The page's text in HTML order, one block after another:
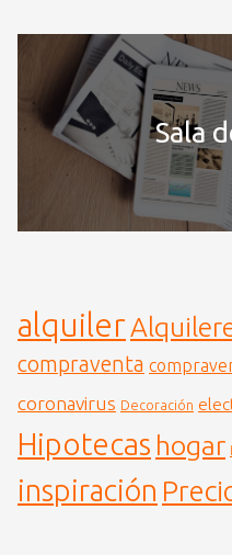
Sala
alquiler
compraventa
coronavirus Decoración
Hipotecas hogar
inspiración